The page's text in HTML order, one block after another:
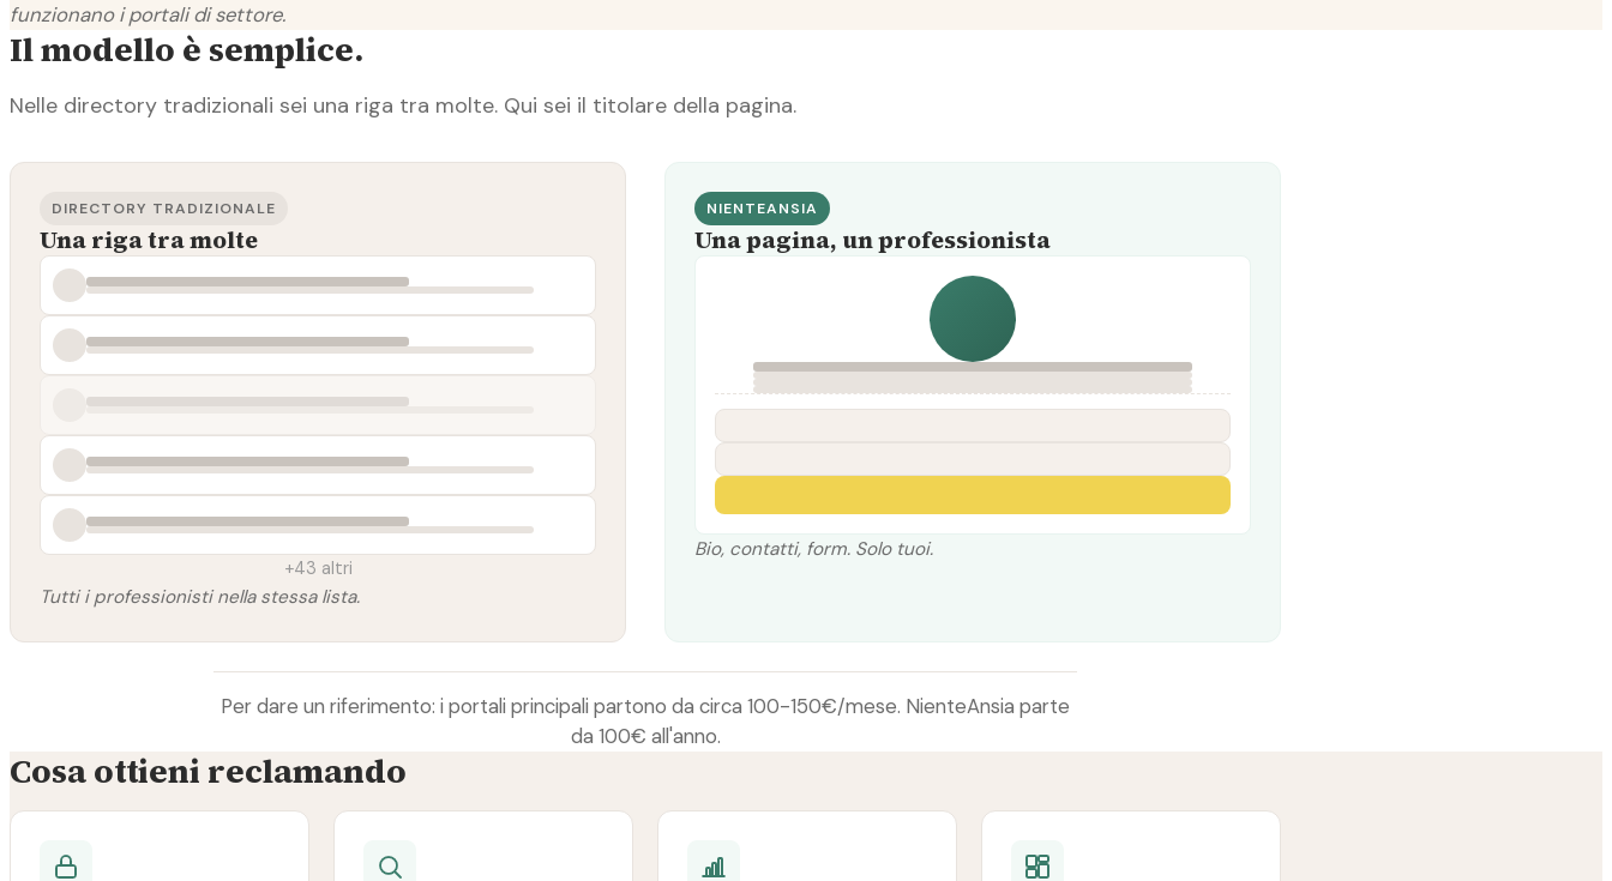
funzionano i portali di settore.
Il modello è semplice.
Nelle directory tradizionali sei una riga tra molte. Qui sei il titolare della pagina.
DIRECTORY TRADIZIONALE
Una riga tra molte
+43 altri
Tutti i professionisti nella stessa lista.
NIENTEANSIA
Una pagina, un professionista
Bio, contatti, form. Solo tuoi.
Per dare un riferimento: i portali principali partono da circa 100-150€/mese. NienteAnsia parte
da 100€ all'anno.
Cosa ottieni reclamando